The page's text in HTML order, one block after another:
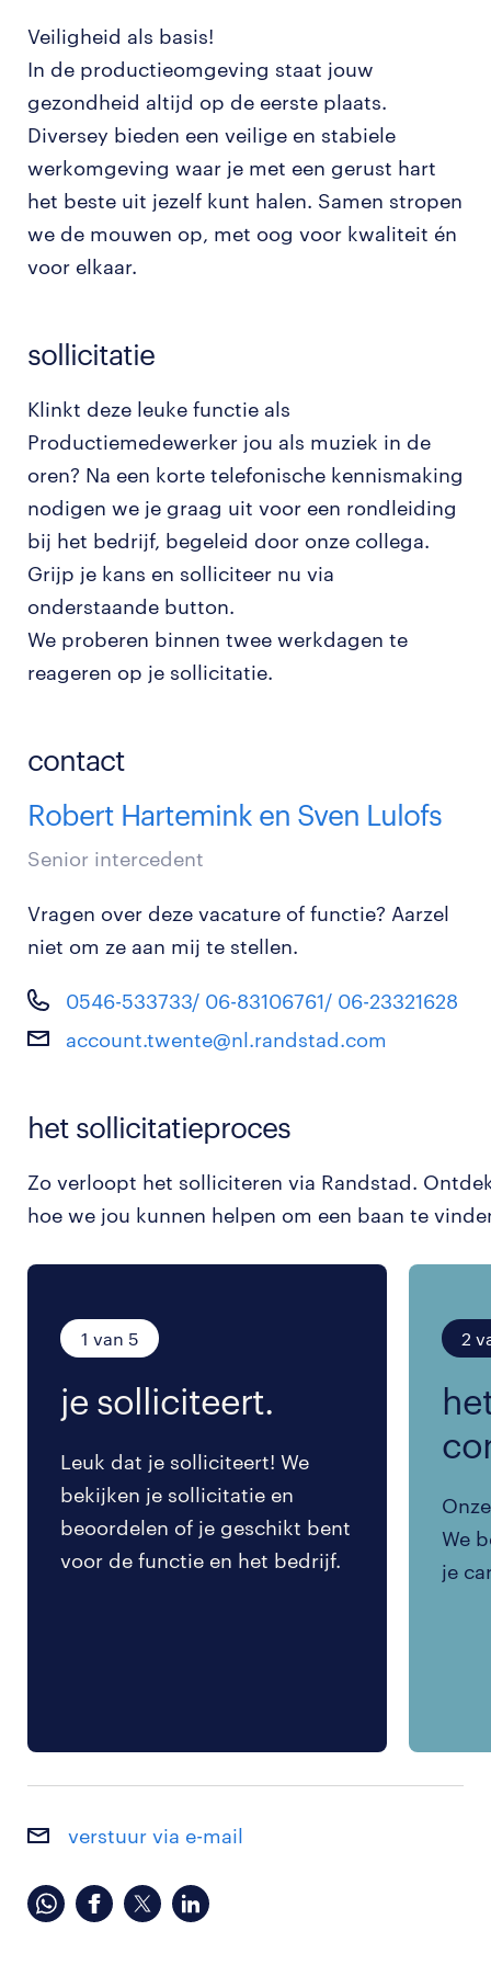
Veiligheid als basis!
In de productieomgeving staat jouw
gezondheid altijd op de eerste plaats.
Diversey bieden een veilige en stabiele
werkomgeving waar je met een gerust hart
het beste uit jezelf kunt halen. Samen stropen
we de mouwen op, met oog voor kwaliteit én
voor elkaar.
sollicitatie
Klinkt deze leuke functie als
Productiemedewerker jou als muziek in de
oren? Na een korte telefonische kennismaking
nodigen we je graag uit voor een rondleiding
bij het bedrijf, begeleid door onze collega.
Grijp je kans en solliciteer nu via
onderstaande button.
We proberen binnen twee werkdagen te
reageren op je sollicitatie.
contact
Robert Hartemink en Sven Lulofs
Senior intercedent
Vragen over deze vacature of functie? Aarzel
niet om ze aan mij te stellen.
0546-533733/ 06-83106761/ 06-23321628
account.twente@nl.randstad.com
het sollicitatieproces
Zo verloopt het solliciteren via Randstad.
hoe we jou kunnen helpen om een baan te
1 van 5
je solliciteert.
Leuk dat je solliciteert! We
bekijken je sollicitatie en
beoordelen of je geschikt bent
voor de functie en het bedrijf.
2
We
je
verstuur via e-mail